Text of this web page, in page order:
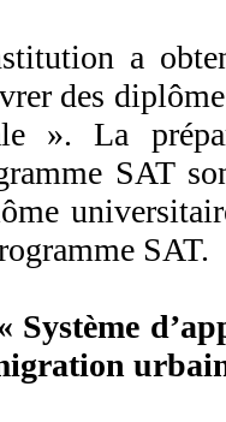
a
des
». La
SAT
SAT.
Système